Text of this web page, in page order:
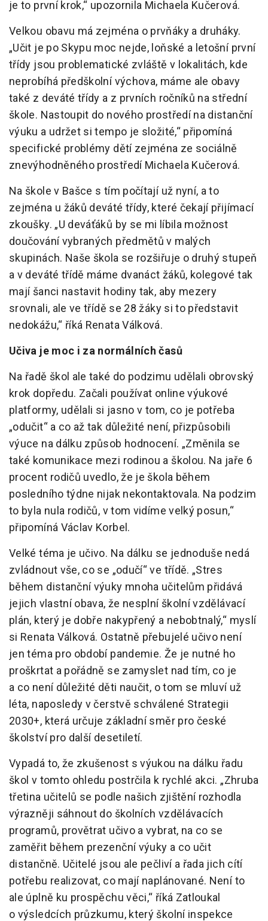
je to první krok,“ upozornila Michaela Kučerová.
Velkou obavu má zejména o prvňáky a druháky.
„Učit je po Skypu moc nejde, loňské a letošní první
třídy jsou problematické zvláště v lokalitách, kde
neprobíhá předškolní výchova, máme ale obavy
také z deváté třídy a z prvních ročníků na střední
škole. Nastoupit do nového prostředí na distanční
výuku a udržet si tempo je složité,“ připomíná
specifické problémy dětí zejména ze sociálně
znevýhodněného prostředí Michaela Kučerová.
Na škole v Bašce s tím počítají už nyní, a to
zejména u žáků deváté třídy, které čekají přijímací
zkoušky. „U deváťáků by se mi líbila možnost
doučování vybraných předmětů v malých
skupinách. Naše škola se rozšiřuje o druhý stupeň
a v deváté třídě máme dvanáct žáků, kolegové tak
mají šanci nastavit hodiny tak, aby mezery
srovnali, ale ve třídě se 28 žáky si to představit
nedokážu,“ říká Renata Válková.
Učiva je moc i za normálních časů
Na řadě škol ale také do podzimu udělali obrovský
krok dopředu. Začali používat online výukové
platformy, udělali si jasno v tom, co je potřeba
„odučit“ a co až tak důležité není, přizpůsobili
výuce na dálku způsob hodnocení. „Změnila se
také komunikace mezi rodinou a školou. Na jaře 6
procent rodičů uvedlo, že je škola během
posledního týdne nijak nekontaktovala. Na podzim
to byla nula rodičů, v tom vidíme velký posun,“
připomíná Václav Korbel.
Velké téma je učivo. Na dálku se jednoduše nedá
zvládnout vše, co se „odučí“ ve třídě. „Stres
během distanční výuky mnoha učitelům přidává
jejich vlastní obava, že nesplní školní vzdělávací
plán, který je dobře nakypřený a nebobtnalý,“ myslí
si Renata Válková. Ostatně přebujelé učivo není
jen téma pro období pandemie. Že je nutné ho
proškrtat a pořádně se zamyslet nad tím, co je
a co není důležité děti naučit, o tom se mluví už
léta, naposledy v čerstvě schválené Strategii
2030+, která určuje základní směr pro české
školství pro další desetiletí.
Vypadá to, že zkušenost s výukou na dálku řadu
škol v tomto ohledu postrčila k rychlé akci. „Zhruba
třetina učitelů se podle našich zjištění rozhodla
výrazněji sáhnout do školních vzdělávacích
programů, provětrat učivo a vybrat, na co se
zaměřit během prezenční výuky a co učit
distančně. Učitelé jsou ale pečliví a řada jich cítí
potřebu realizovat, co mají naplánované. Není to
ale úplně ku prospěchu věci,“ říká Zatloukal
o výsledcích průzkumu, který školní inspekce